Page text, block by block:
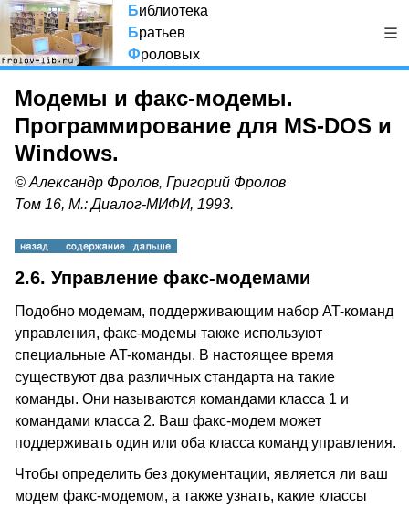
Библиотека
Братьев
Фроловых
Модемы и факс-модемы.
Программирование для MS-DOS и
Windows.
© Александр Фролов, Григорий Фролов
Том 16, М.: Диалог-МИФИ, 1993.
2.6. Управление факс-модемами
Подобно модемам, поддерживающим набор AT-команд
управления, факс-модемы также используют
специальные AT-команды. В настоящее время
существуют два различных стандарта на такие
команды. Они называются командами класса 1 и
командами класса 2. Ваш факс-модем может
поддерживать один или оба класса команд управления.
Чтобы определить без документации, является ли ваш
модем факс-модемом, а также узнать, какие классы